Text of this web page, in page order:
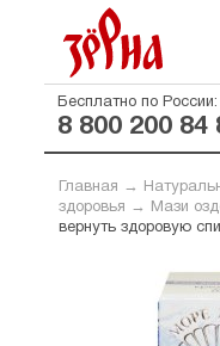
Бесплатно по России:
8 800 200 84
Главная →
здоровья → Мази
вернуть здоровую